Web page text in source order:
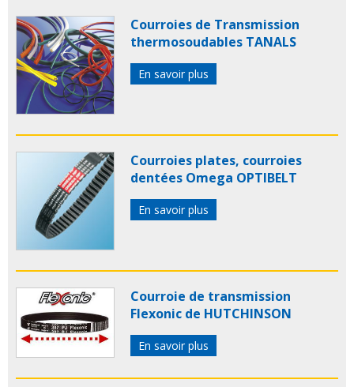
Courroies de Transmission
thermosoudables TANALS
En savoir plus
Courroies plates, courroies
dentées Omega OPTIBELT
En savoir plus
Courroie de transmission
Flexonic de HUTCHINSON
En savoir plus